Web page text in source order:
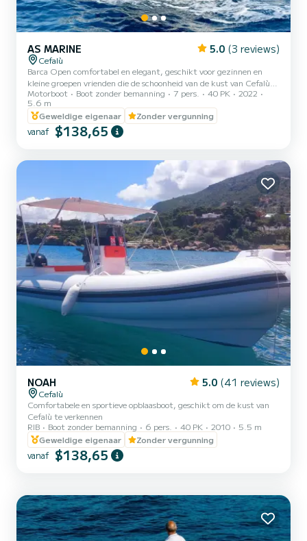
AS MARINE 5.0 (3 reviews)
Cefalù
Barca Open comfortabel en elegant, geschikt voor gezinnen en
kleine groepen vrienden die de schoonheid van de kust van Cefalù
willen ontdekken
Motorboot Boot zonder bemanning 7 pers. 40 PK
2022
5.6 m
Geweldige eigenaar
Zonder vergunning
vanaf $138,65
NOAH 5.0 (41 reviews)
Cefalù
Comfortabele en sportieve opblaasboot, geschikt om de kust van
Cefalù te verkennen
RIB
Boot zonder bemanning 6 pers. 40 PK 2010
5.5 m
Geweldige eigenaar
Zonder vergunning
vanaf $138,65